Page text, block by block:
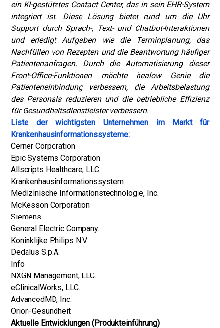
ein KI-gestütztes Contact Center, das in sein EHR-System
integriert ist. Diese Lösung bietet rund um die Uhr
Support durch Sprach-, Text- und Chatbot-Interaktionen
und erledigt Aufgaben wie die Terminplanung, das
Nachfüllen von Rezepten und die Beantwortung häufiger
Patientenanfragen. Durch die Automatisierung dieser
Front-Office-Funktionen möchte healow Genie die
Patienteneinbindung verbessern, die Arbeitsbelastung
des Personals reduzieren und die betriebliche Effizienz
für Gesundheitsdienstleister verbessern.
Liste der wichtigsten Unternehmen im Markt für
Krankenhausinformationssysteme:
Cerner Corporation
Epic Systems Corporation
Allscripts Healthcare, LLC.
Krankenhausinformationssystem
Medizinische Informationstechnologie, Inc.
McKesson Corporation
Siemens
General Electric Company.
Koninklijke Philips N.V.
Dedalus S.p.A.
Info
NXGN Management, LLC.
eClinicalWorks, LLC.
AdvancedMD, Inc.
Orion-Gesundheit
Aktuelle Entwicklungen (Produkteinführung)